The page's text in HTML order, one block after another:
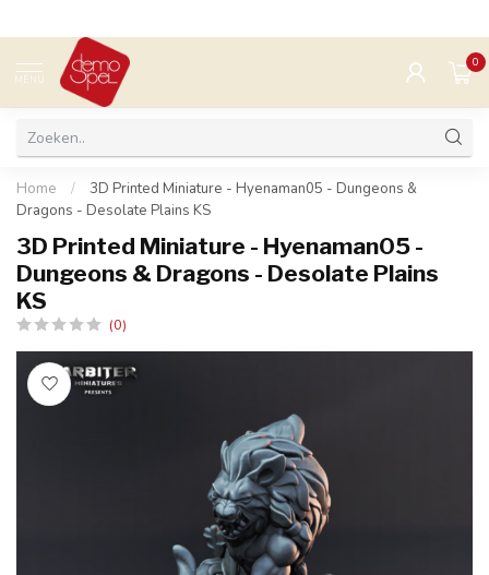
MENU
0
Home /
3D Printed Miniature - Hyenaman05 - Dungeons &
Dragons - Desolate Plains KS
3D Printed Miniature - Hyenaman05 -
Dungeons & Dragons - Desolate Plains
KS
(0)